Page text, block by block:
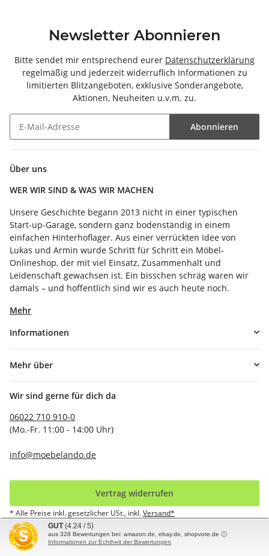
Newsletter Abonnieren
Bitte sendet mir entsprechend eurer Datenschutzerklärung
regelmäßig und jederzeit widerruflich Informationen zu
limitierten Blitzangeboten, exklusive Sonderangebote,
Aktionen, Neuheiten u.v.m. zu.
Abonnieren
Über uns
WER WIR SIND & WAS WIR MACHEN
Unsere Geschichte begann 2013 nicht in einer typischen
Start-up-Garage, sondern ganz bodenständig in einem
einfachen Hinterhoflager. Aus einer verrückten Idee von
Lukas und Armin wurde Schritt für Schritt ein Möbel-
Onlineshop, der mit viel Einsatz, Zusammenhalt und
Leidenschaft gewachsen ist. Ein bisschen schräg waren wir
damals – und hoffentlich sind wir es auch heute noch.
Mehr
Informationen
Mehr über
Wir sind gerne für dich da
06022 710 910-0
(Mo.-Fr. 11:00 - 14:00 Uhr)
info@moebelando.de
Vertrag widerrufen
* Alle Preise inkl. gesetzlicher USt., inkl.Versand*
© möbelando GmbH
GUT (4.24 / 5)
aus 328 Bewertungen bei: amazon.de, ebay.de, shopvote.de ⓘ
Informationen zur Echtheit der Bewertungen